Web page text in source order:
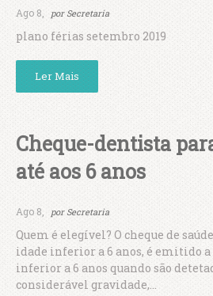
Ago 8, por Secretaria
plano férias setembro 2019
Ler Mais
Cheque-dentista
até aos 6 anos
Ago 8, por Secretaria
Quem é elegível? O cheque de
idade inferior a 6 anos, é emitido
inferior a 6 anos quando são
considerável gravidade,...